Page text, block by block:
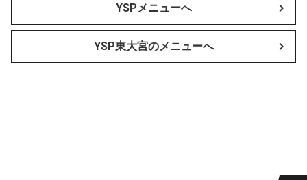
YSPメニューへ
YSP東大宮のメニューへ